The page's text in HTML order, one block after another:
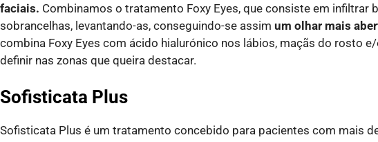
faciais. Combinamos o tratamento Foxy Eyes, que consiste em
sobrancelhas, levantando-as, conseguindo-se assim um olhar mais
combina Foxy Eyes com ácido hialurónico nos lábios, maçãs do rosto
definir nas zonas que queira destacar.
Sofisticata Plus
Sofisticata Plus é um tratamento concebido para pacientes com mais